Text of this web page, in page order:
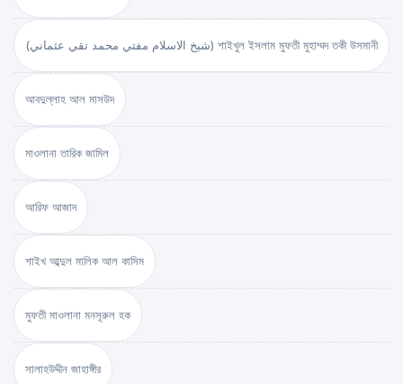
(شيخ الاسلام مفتي محمد تقي عثماني) শাইখুল ইসলাম মুফতী মুহাম্মদ তকী উসমানী
আবদুল্লাহ আল মাসউদ
মাওলানা তারিক জামিল
আরিফ আজাদ
শাইখ আব্দুল মালিক আল কাসিম
মুফতী মাওলানা মনসূরুল হক
সালাহউদ্দীন জাহাঙ্গীর